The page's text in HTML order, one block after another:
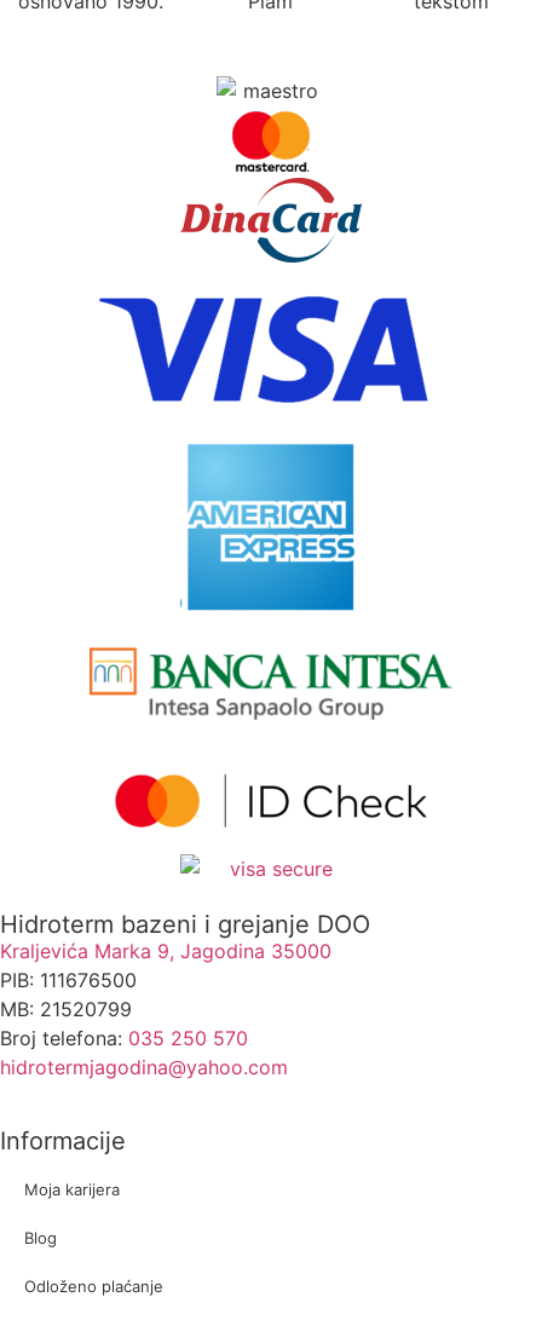
Hidroterm bazeni i grejanje DOO
Kraljevića Marka 9, Jagodina 35000
PIB: 111676500
MB: 21520799
Broj telefona: 035 250 570
hidrotermjagodina@yahoo.com
Informacije
Moja karijera
Blog
Odloženo plaćanje